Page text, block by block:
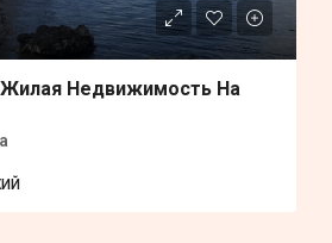
Недвижимость На